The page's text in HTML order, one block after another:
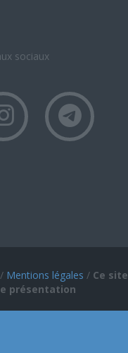
sociaux
Mentions légales / Ce site
présentation